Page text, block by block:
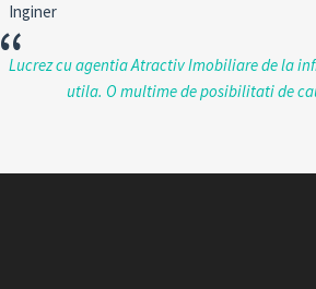
Inginer
“
Lucrez cu agentia Atractiv Imobiliare de la
utila. O multime de posibilitati de